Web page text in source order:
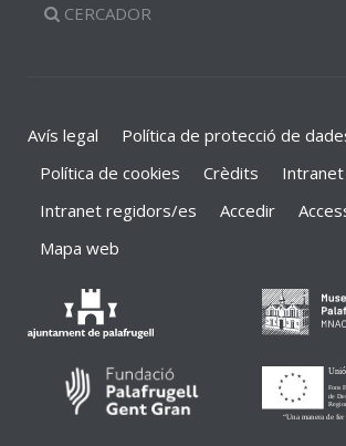
CERCADOR
Avís legal
Política de protecció de
Política de cookies
Crèdits
Intranet
Intranet regidors/es
Accedir
Mapa web